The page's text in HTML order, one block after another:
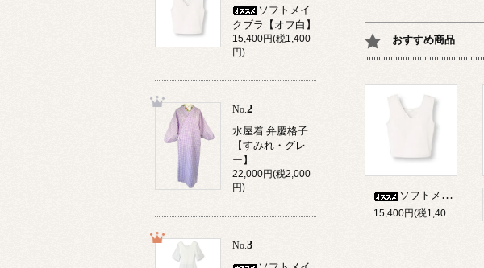
おすすめ商品
ソフトメイクブラ【オフ白】
15,400円(税1,400円)
ソフトメイ
クブラ【オフ白】
15,400円(税1,400
円)
No.2
水屋着 弁慶格子
【すみれ・グレ
ー】
22,000円(税2,000
円)
No.3